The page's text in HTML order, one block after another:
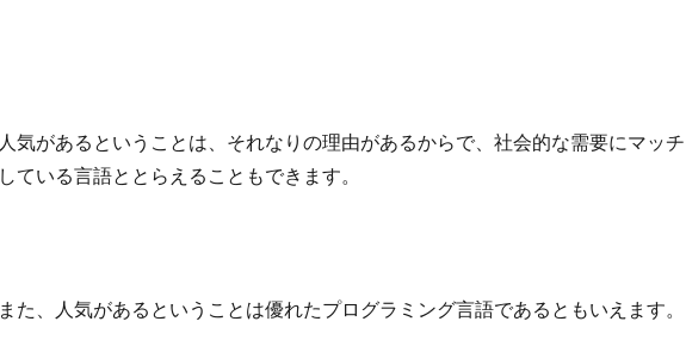
人気があるということは、それなりの理由があるからで、社会的な需要にマッチ
している言語ととらえることもできます。
また、人気があるということは優れたプログラミング言語であるともいえます。